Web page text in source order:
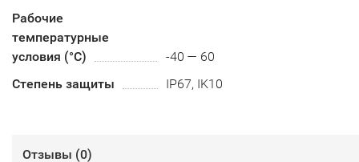
Рабочие
температурные
условия (°С)
-40 — 60
Степень защиты
IP67, IK10
Отзывы (0)